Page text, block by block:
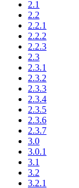
2.1
2.2
2.2.1
2.2.2
2.2.3
2.3
2.3.1
2.3.2
2.3.3
2.3.4
2.3.5
2.3.6
2.3.7
3.0
3.0.1
3.1
3.2
3.2.1